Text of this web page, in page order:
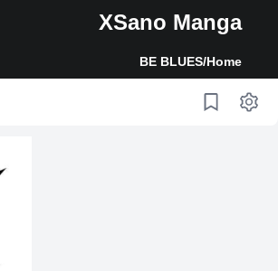
XSano Manga
Home
/
BE BLUES